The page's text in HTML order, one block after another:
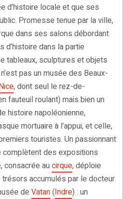
d’histoire locale et que ses
Promesse tenue par la ville,
dans ses salons débordant
d’histoire dans la partie
tableaux, sculptures et objets
pas un musée des Beaux-
, dont seul le rez-de-
fauteuil roulant) mais bien un
histoire napoléonienne,
mortuaire à l’appui, et celle,
touristes. Un passionnant
des expositions
consacrée aucirque, déploie
trésors accumulés par le docteur
de Vatan(Indre) : un